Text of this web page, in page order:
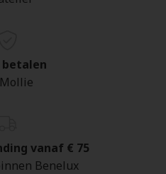
vanaf € 75
Benelux